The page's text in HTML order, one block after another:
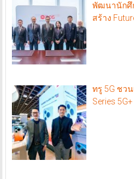
พัฒนานักศึ
สร้าง
ทรู 5G ชวน
Series